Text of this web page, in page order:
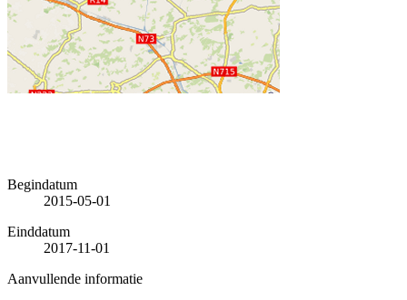
Begindatum
2015-05-01
Einddatum
2017-11-01
Aanvullende informatie